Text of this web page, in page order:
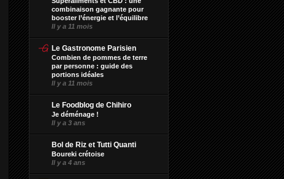
combinaison gagnante pour
booster l’énergie et l’équilibre
Il y a 11 mois
Le Gastronome Parisien
Combien de pommes de terre
par personne : guide des
portions idéales
Il y a 11 mois
Le Foodblog de Chihiro
Je déménage !
Il y a 3 ans
Bol de Riz et Tutti Quanti
Boureki crétoise
Il y a 4 ans